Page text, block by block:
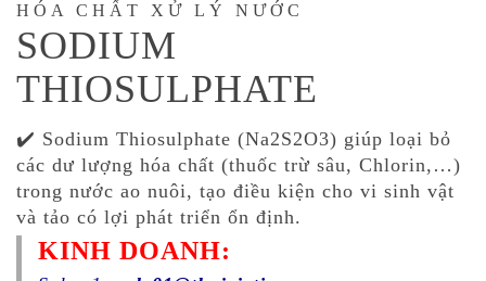
HÓA CHẤT XỬ LÝ NƯỚC
SODIUM
THIOSULPHATE
✔️ Sodium Thiosulphate (Na2S2O3) giúp loại bỏ
các dư lượng hóa chất (thuốc trừ sâu, Chlorin,…)
trong nước ao nuôi, tạo điều kiện cho vi sinh vật
và tảo có lợi phát triển ổn định.
KINH DOANH: